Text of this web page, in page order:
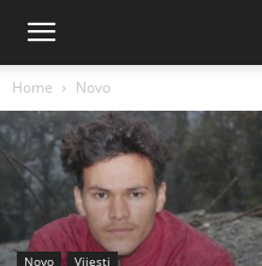
Home Novo
Novo Vijesti